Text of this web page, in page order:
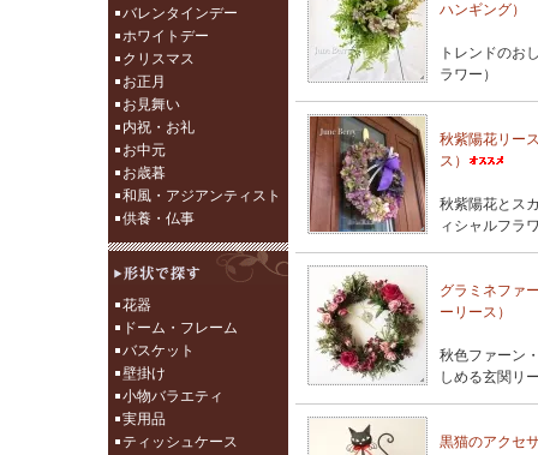
バレンタインデー
ホワイトデー
クリスマス
お正月
お見舞い
内祝・お礼
お中元
お歳暮
和風・アジアンティスト
供養・仏事
花器
ドーム・フレーム
バスケット
壁掛け
小物バラエティ
実用品
ティッシュケース
ハンギング）
トレンドのお
ラワー）
秋紫陽花リー
ス）
秋紫陽花とス
ィシャルフラ
グラミネファ
ーリース）
秋色ファーン
しめる玄関リ
黒猫のアクセ